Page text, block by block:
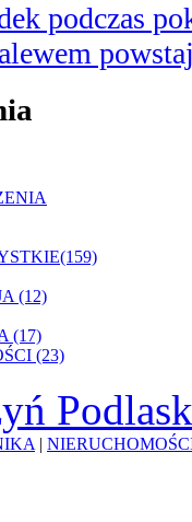
podczas
(12)
(17)
(23)
|